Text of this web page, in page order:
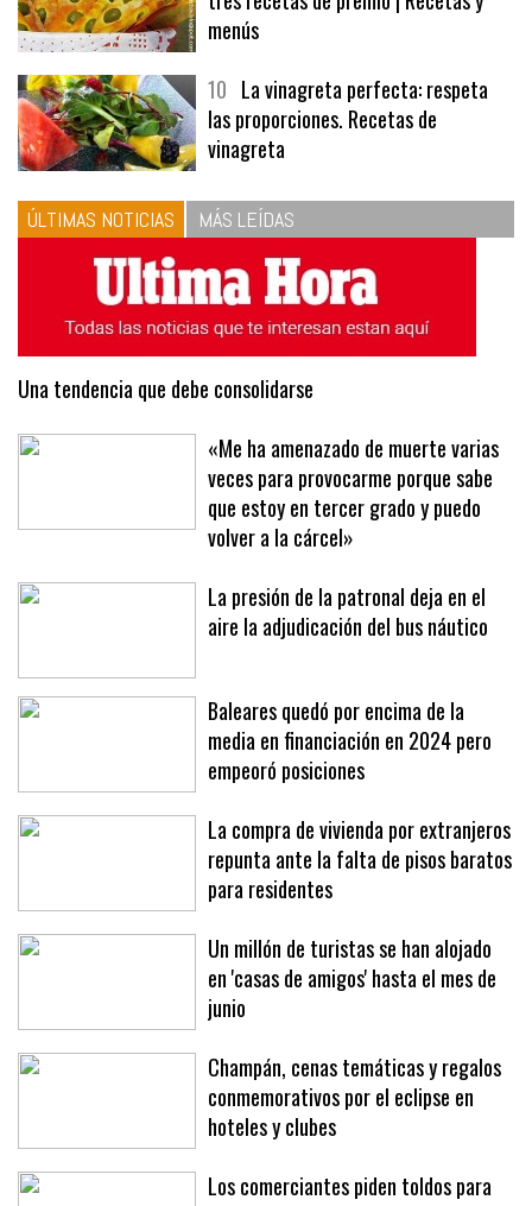
9Panecillos, gazpacho y bavarois,
tres recetas de premio | Recetas y
menús
10La vinagreta perfecta: respeta
las proporciones. Recetas de
vinagreta
ÚLTIMAS NOTICIAS MÁS LEÍDAS
Una tendencia que debe consolidarse
«Me ha amenazado de muerte varias
veces para provocarme porque sabe
que estoy en tercer grado y puedo
volver a la cárcel»
La presión de la patronal deja en el
Baleares quedó por encima de la
media en financiación en 2024 pero
empeoró posiciones
La compra de vivienda por extranjeros
repunta ante la falta de pisos baratos
para residentes
Un millón de turistas se han alojado
en 'casas de amigos' hasta el mes de
junio
Champán, cenas temáticas y regalos
conmemorativos por el eclipse en
hoteles y clubes